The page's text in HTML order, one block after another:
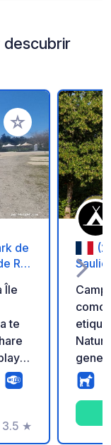
descubrir
Añadir a tus
de
Ré)
Île
te
3.5
Calificación
★
como
de su